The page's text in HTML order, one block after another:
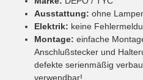
Ausstattung: ohne
Elektrik: keine
Montage: einfache
Anschlußstecker und
defekte serienmäßig
verwendbar!